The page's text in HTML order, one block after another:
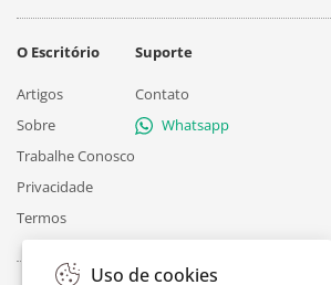
O Escritório
Artigos
Sobre
Trabalhe Conosco
Privacidade
Termos
Suporte
Contato
Whatsapp
Uso de cookies